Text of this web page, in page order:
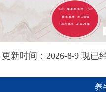
更新时间：2026-8-9 现已
养